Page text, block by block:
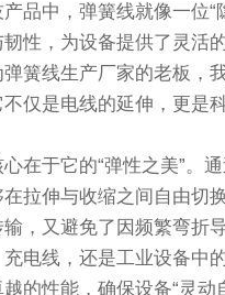
品中，弹簧线就像一位“
性，为设备提供了灵活
簧线生产厂家的老板，
仅是电线的延伸，更是
在于它的“弹性之美”。
拉伸与收缩之间自由切
，又避免了因频繁弯折
电线，还是工业设备中
的性能，确保设备“灵动